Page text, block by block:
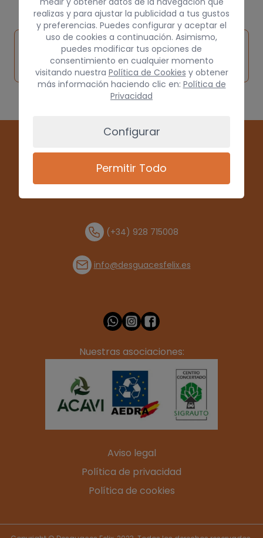
Inspeccionar
vehículo de
origen
Solicitar
pieza
Consultar
por
(+34) 928 715008
info@desguacesfelix.es
Nuestras asociaciones:
Aviso legal
Política de privacidad
Política de cookies
realizas y para ajustar la publicidad a tus gustos
y preferencias. Puedes configurar y aceptar el
uso de cookies a continuación. Asimismo,
puedes modificar tus opciones de
consentimiento en cualquier momento
visitando nuestra Política de Cookies y obtener
más información haciendo clic en: Política de
Privacidad
Configurar
Permitir Todo